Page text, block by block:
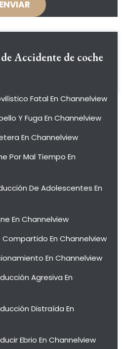
Accidente de coche
Fatal En Channelview
Y Fuga En Channelview
En Channelview
Por Mal Tiempo En
De Adolescentes En
En Channelview
En Channelview
En Channelview
Agresiva En
Distraída En
Ebrio En Channelview